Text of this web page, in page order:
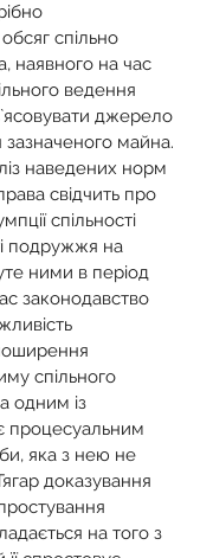
спільно
наявного на час
ведення
джерело
зазначеного майна.
наведених норм
свідчить про
спільності
подружжя на
ними в період
законодавство
спільного
одним із
яка з нею не
доказування
на того з